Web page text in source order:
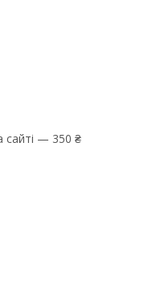
сайті — 350 ₴